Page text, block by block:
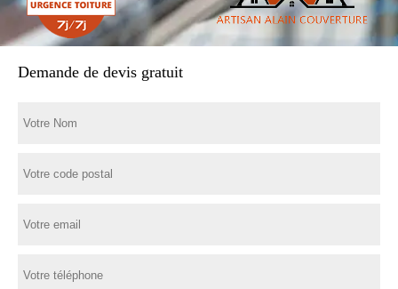
Demande de devis gratuit